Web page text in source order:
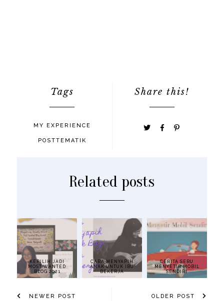
Share this!
Tags
MY EXPERIENCE
POSTTEMATIK
Related posts
KEPILIH JADI
MOST WANTED
BLOG 2021
CARA MENYAPIH
ANAK UNTUK IBU
BEKERJA
CERITA SERU
MENYETIR MOBIL
SENDIRI
NEWER POST OLDER POST